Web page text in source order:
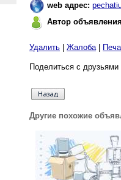
web адрес:
Автор
Удалить Жалоба|
Поделиться с
Другие похожие